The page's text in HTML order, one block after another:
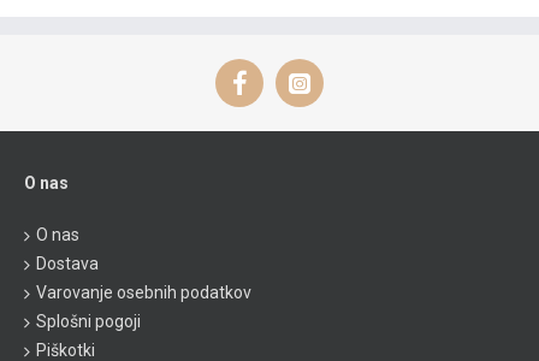
O nas
O nas
Dostava
Varovanje osebnih podatkov
Splošni pogoji
Piškotki